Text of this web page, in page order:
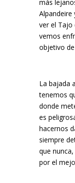
más
Alpandeire
ver el Tajo
vemos
objetivo
La bajada
tenemos
donde
es
hacernos
siempre
que
por el